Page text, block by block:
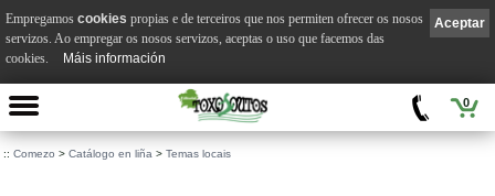
0
:: Comezo > Catálogo en liña > Temas locais
Aceptar
Empregamos cookies propias e de terceiros que nos permiten ofrecer os nosos
servizos. Ao empregar os nosos servizos, aceptas o uso que facemos das
cookies.
Máis información